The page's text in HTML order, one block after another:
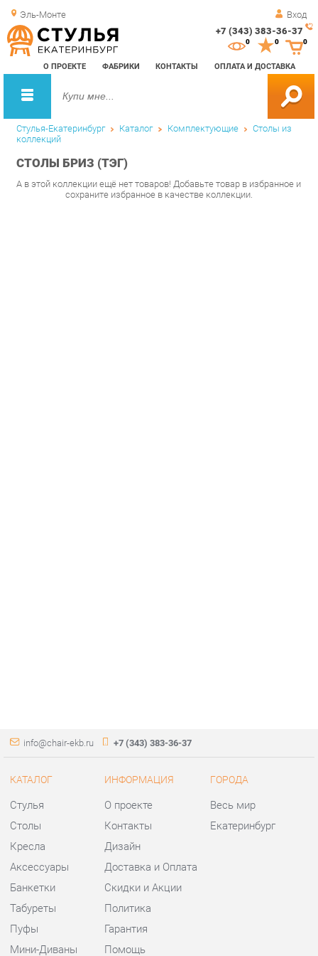
Эль-Монте Вход
+7 (343) 383-36-37
О ПРОЕКТЕ ФАБРИКИ КОНТАКТЫ ОПЛАТА И ДОСТАВКА
0 0
Стулья-Екатеринбург Каталог Комплектующие Столы из
коллекций
СТОЛЫ БРИЗ (ТЭГ)
сохраните избранное в качестве коллекции.
КАТАЛОГ
Кресла
Аксессуары
Банкетки
Табуреты
Пуфы
Мини-Диваны
Комплектующие
ИНФОРМАЦИЯ
Дизайн
Доставка и Оплата
Скидки и Акции
Политика
Гарантия
Помощь